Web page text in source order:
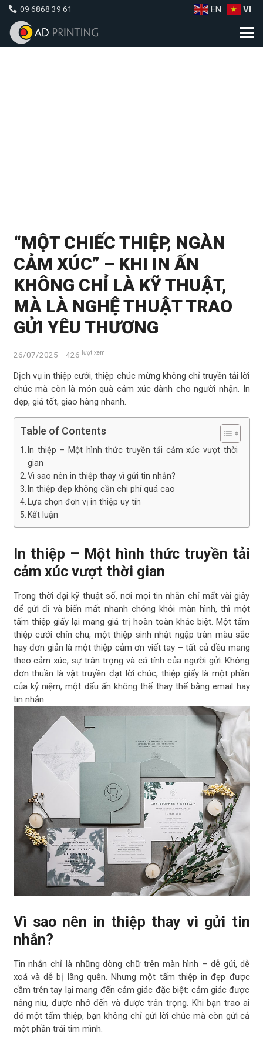
09 6868 39 61 EN VI
“MỘT CHIẾC THIỆP, NGÀN
CẢM XÚC” – KHI IN ẤN
KHÔNG CHỈ LÀ KỸ THUẬT,
MÀ LÀ NGHỆ THUẬT TRAO
GỬI YÊU THƯƠNG
26/07/2025 426 lượt xem
Dịch vụ in thiệp cưới, thiệp chúc mừng không chỉ truyền tải lời
chúc mà còn là món quà cảm xúc dành cho người nhận. In
đẹp, giá tốt, giao hàng nhanh.
Table of Contents
In thiệp – Một hình thức truyền tải cảm xúc vượt thời
gian
Vì sao nên in thiệp thay vì gửi tin nhắn?
In thiệp đẹp không cần chi phí quá cao
Lựa chọn đơn vị in thiệp uy tín
Kết luận
In thiệp – Một hình thức truyền tải
cảm xúc vượt thời gian
Trong thời đại kỹ thuật số, nơi mọi tin nhắn chỉ mất vài giây
để gửi đi và biến mất nhanh chóng khỏi màn hình, thì một
tấm thiệp giấy lại mang giá trị hoàn toàn khác biệt. Một tấm
thiệp cưới chỉn chu, một thiệp sinh nhật ngập tràn màu sắc
hay đơn giản là một thiệp cảm ơn viết tay – tất cả đều mang
theo cảm xúc, sự trân trọng và cá tính của người gửi. Không
đơn thuần là vật truyền đạt lời chúc, thiệp giấy là một phần
của kỷ niệm, một dấu ấn không thể thay thế bằng email hay
tin nhắn.
Vì sao nên in thiệp thay vì gửi tin
nhắn?
Tin nhắn chỉ là những dòng chữ trên màn hình – dễ gửi, dễ
xoá và dễ bị lãng quên. Nhưng một tấm thiệp in đẹp được
cầm trên tay lại mang đến cảm giác đặc biệt: cảm giác được
nâng niu, được nhớ đến và được trân trọng. Khi bạn trao ai
đó một tấm thiệp, bạn không chỉ gửi lời chúc mà còn gửi cả
một phần trái tim mình.